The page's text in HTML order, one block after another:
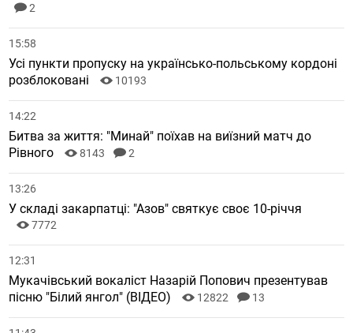
2
15:58
Усі пункти пропуску на українсько-польському кордоні
розблоковані
10193
14:22
Битва за життя: "Минай" поїхав на виїзний матч до
Рівного
8143 2
13:26
У складі закарпатці: "Азов" святкує своє 10-річчя
7772
12:31
Мукачівський вокаліст Назарій Попович презентував
пісню "Білий янгол" (ВІДЕО)
12822 13